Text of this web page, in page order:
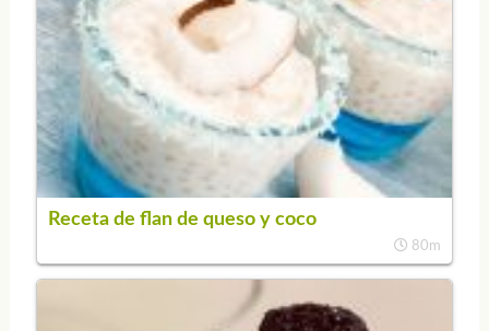
Receta de flan de queso y coco
80m